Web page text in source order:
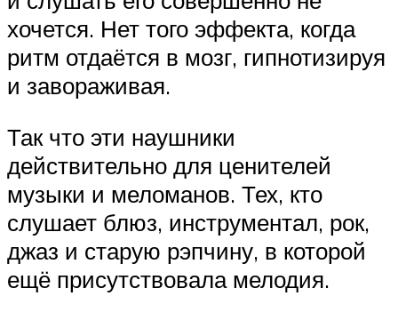
хочется. Нет того эффекта, когда
ритм отдаётся в мозг, гипнотизируя
и завораживая.
Так что эти наушники
действительно для ценителей
музыки и меломанов. Тех, кто
слушает блюз, инструментал, рок,
джаз и старую рэпчину, в которой
ещё присутствовала мелодия.